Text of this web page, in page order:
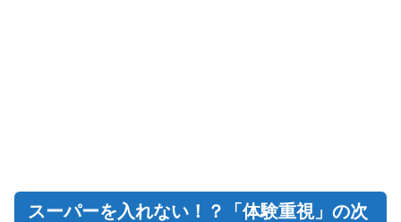
スーパーを入れない！？「体験重視」の次